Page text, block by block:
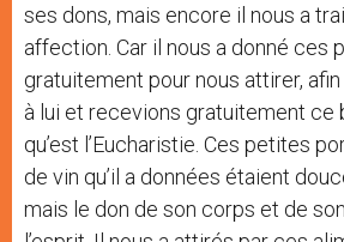
ses dons, mais encore il nous a
affection. Car il nous a donné ces
gratuitement pour nous attirer,
à lui et recevions gratuitement ce
qu’est l’Eucharistie. Ces petites
de vin qu’il a données étaient
mais le don de son corps et de